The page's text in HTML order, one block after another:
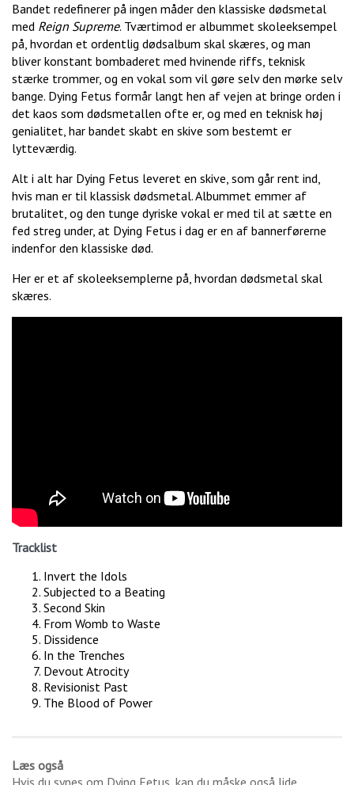
Bandet redefinerer på ingen måder den klassiske dødsmetal
med Reign Supreme. Tværtimod er albummet skoleeksempel
på, hvordan et ordentlig dødsalbum skal skæres, og man
bliver konstant bombaderet med hvinende riffs, teknisk
stærke trommer, og en vokal som vil gøre selv den mørke selv
bange. Dying Fetus formår langt hen af vejen at bringe orden i
det kaos som dødsmetallen ofte er, og med en teknisk høj
genialitet, har bandet skabt en skive som bestemt er
lytteværdig.
Alt i alt har Dying Fetus leveret en skive, som går rent ind,
hvis man er til klassisk dødsmetal. Albummet emmer af
brutalitet, og den tunge dyriske vokal er med til at sætte en
fed streg under, at Dying Fetus i dag er en af bannerførerne
indenfor den klassiske død.
Her er et af skoleeksemplerne på, hvordan dødsmetal skal
skæres.
Tracklist
Invert the Idols
Subjected to a Beating
Second Skin
From Womb to Waste
Dissidence
In the Trenches
Devout Atrocity
Revisionist Past
The Blood of Power
Læs også